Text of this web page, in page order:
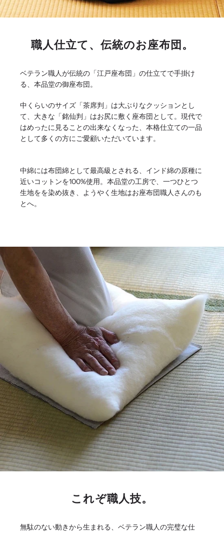
職人仕立て、伝統のお座布団。
ベテラン職人が伝統の「江戸座布団」の仕立てで手掛け
る、本品堂の御座布団。
中くらいのサイズ「茶席判」は大ぶりなクッションとし
て、大きな「銘仙判」はお尻に敷く座布団として。現代で
はめったに見ることの出来なくなった、本格仕立ての一品
として多くの方にご愛顧いただいています。
中綿には布団綿として最高級とされる、インド綿の原種に
近いコットンを100%使用。本品堂の工房で、一つひとつ
生地をを染め抜き、ようやく生地はお座布団職人さんのも
とへ。
これぞ職人技。
無駄のない動きから生まれる、ベテラン職人の完璧な仕